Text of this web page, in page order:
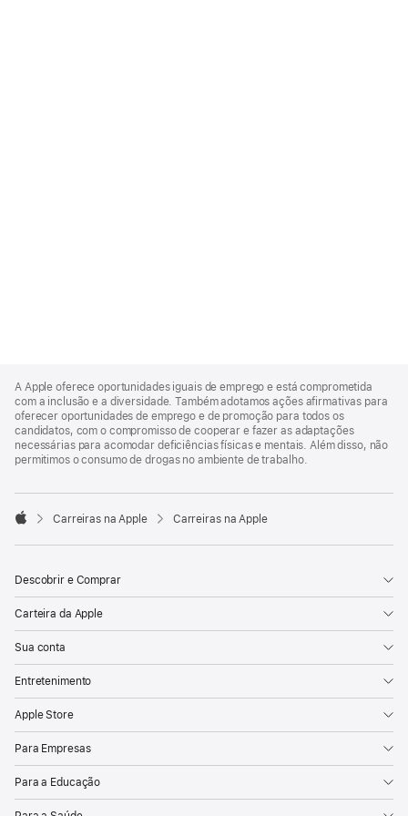
Footer
A Apple oferece oportunidades iguais de emprego e está comprometida
com a inclusão e a diversidade. Também adotamos ações afirmativas para
oferecer oportunidades de emprego e de promoção para todos os
candidatos, com o compromisso de cooperar e fazer as adaptações
necessárias para acomodar deficiências físicas e mentais. Além disso, não
permitimos o consumo de drogas no ambiente de trabalho.

Carreiras na Apple Carreiras na Apple
Descobrir e Comprar
Carteira da Apple
Sua conta
Entretenimento
Apple Store
Para Empresas
Para a Educação